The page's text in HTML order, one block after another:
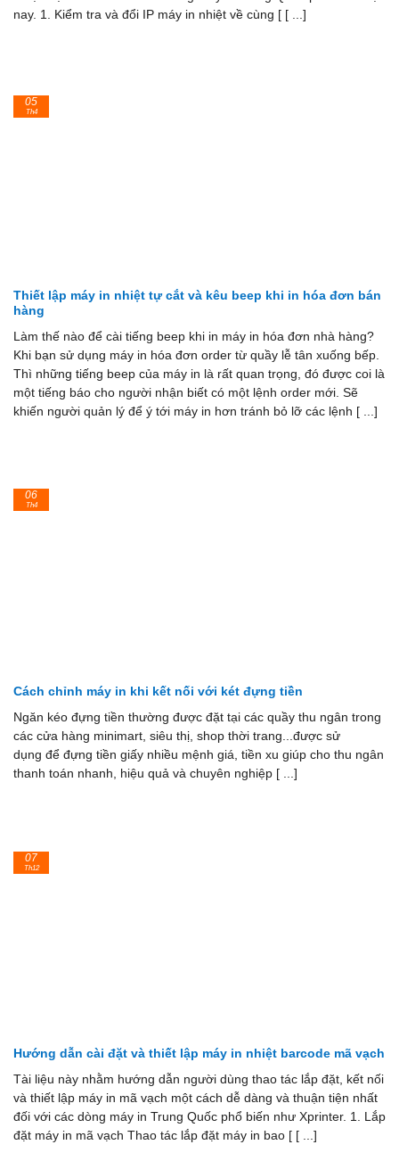
nay. 1. Kiểm tra và đổi IP máy in nhiệt về cùng [ [ ...]
Thiết lập máy in nhiệt tự cắt và kêu beep khi in hóa đơn bán
hàng
Làm thế nào để cài tiếng beep khi in máy in hóa đơn nhà hàng?
Khi bạn sử dụng máy in hóa đơn order từ quầy lễ tân xuống bếp.
Thì những tiếng beep của máy in là rất quan trọng, đó được coi là
một tiếng báo cho người nhận biết có một lệnh order mới. Sẽ
khiến người quản lý để ý tới máy in hơn tránh bỏ lỡ các lệnh [ ...]
05
Th4
Cách chỉnh máy in khi kết nối với két đựng tiền
Ngăn kéo đựng tiền thường được đặt tại các quầy thu ngân trong
các cửa hàng minimart, siêu thị, shop thời trang...được sử
dụng để đựng tiền giấy nhiều mệnh giá, tiền xu giúp cho thu ngân
thanh toán nhanh, hiệu quả và chuyên nghiệp [ ...]
06
Th4
Hướng dẫn cài đặt và thiết lập máy in nhiệt barcode mã vạch
Tài liệu này nhằm hướng dẫn người dùng thao tác lắp đặt, kết nối
và thiết lập máy in mã vạch một cách dễ dàng và thuận tiện nhất
đối với các dòng máy in Trung Quốc phổ biến như Xprinter. 1. Lắp
đặt máy in mã vạch Thao tác lắp đặt máy in bao [ [ ...]
07
Th12